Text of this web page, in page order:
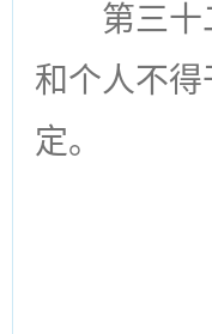
第三十
和个人不
定。